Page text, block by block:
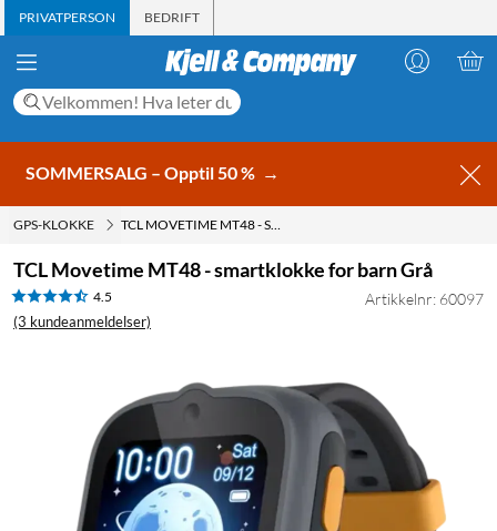
PRIVATPERSON BEDRIFT
SOMMERSALG – Opptil 50 % →
GPS-KLOKKE TCL MOVETIME MT48 - SMARTKLOKKE FOR BARN GRÅ
TCL Movetime MT48 - smartklokke for barn Grå
4.5
(3 kundeanmeldelser)
Artikkelnr: 60097